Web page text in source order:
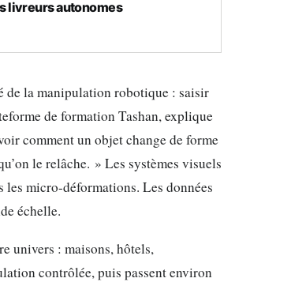
livreurs autonomes
de la manipulation robotique : saisir
de formation Tashan, explique
comment un objet change de forme
le relâche. » Les systèmes visuels
les micro-déformations. Les données
échelle.
univers : maisons, hôtels,
contrôlée, puis passent environ